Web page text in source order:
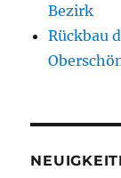
Bezirk
Rückbau